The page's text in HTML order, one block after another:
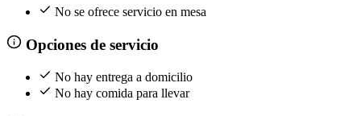
No se ofrece servicio en mesa
Opciones de servicio
No hay entrega a domicilio
No hay comida para llevar